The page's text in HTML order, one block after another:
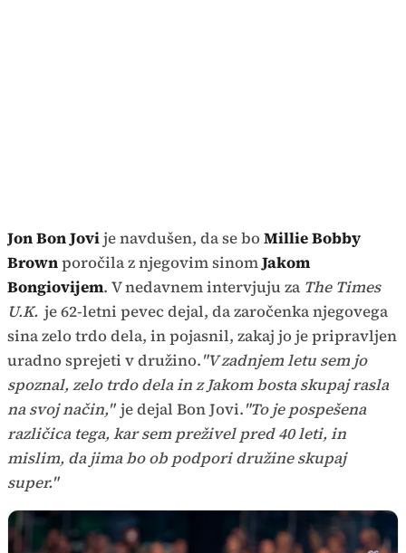
Jon Bon Jovije navdušen, da se boMillie Bobby
Brownporočila z njegovim sinomJakom
Bongiovijem. V nedavnem intervjuju za The Times
U.K. je 62-letni pevec dejal, da zaročenka njegovega
sina zelo trdo dela, in pojasnil, zakaj jo je pripravljen
uradno sprejeti v družino."V zadnjem letu sem jo
spoznal, zelo trdo dela in z Jakom bosta skupaj rasla
na svoj način," je dejal Bon Jovi."To je pospešena
različica tega, kar sem preživel pred 40 leti, in
mislim, da jima bo ob podpori družine skupaj
super."